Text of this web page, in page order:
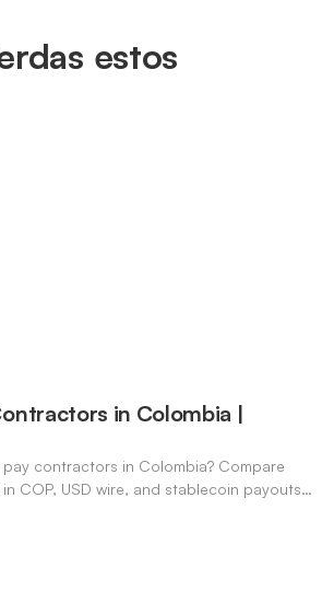
estos
in Colombia |
contractors in Colombia? Compare
COP, USD wire, and stablecoin payouts.